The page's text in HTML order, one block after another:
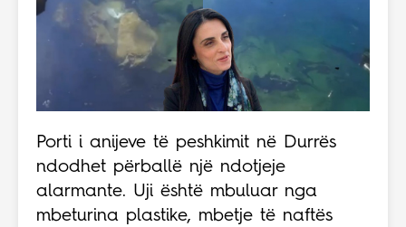
Porti i anijeve të peshkimit në Durrës
ndodhet përballë një ndotjeje
alarmante. Uji është mbuluar nga
mbeturina plastike, mbetje të naftës